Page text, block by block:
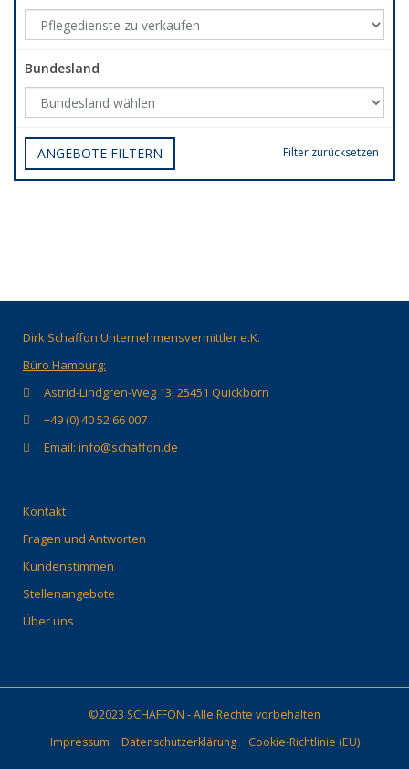
Bundesland
Filter zurücksetzen
ANGEBOTE FILTERN
Dirk Schaffon Unternehmensvermittler e.K.
Büro Hamburg:
Astrid-Lindgren-Weg 13, 25451 Quickborn
+49 (0) 40 52 66 007
Email: info@schaffon.de
Kontakt
Fragen und Antworten
Kundenstimmen
Stellenangebote
Über uns
©2023 SCHAFFON - Alle Rechte vorbehalten
Impressum
Datenschutzerklärung Cookie-Richtlinie (EU)